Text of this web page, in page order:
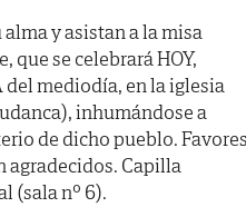
y asistan a la misa
que se celebrará HOY,
del mediodía, en la iglesia
inhumándose a
de dicho pueblo.
agradecidos. Capilla
(sala nº 6).